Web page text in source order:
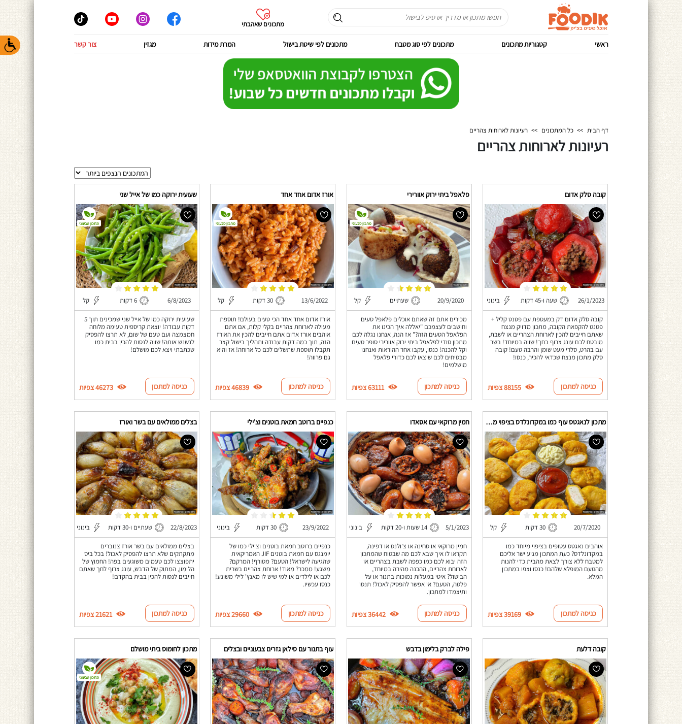
מתכונים שאהבתי
ראשי קטגוריות מתכונים מתכונים לפי סוג מטבח מתכונים לפי שיטת בישול המרת מידות מגזין צור קשר
דף הבית >> כל המתכונים >> רעיונות לארוחות צהריים
רעיונות לארוחות צהריים
קובה סלק אדום
26/1/2023 שעה ו-45 דקות בינוני
קובה סלק אדום דק במעטפת עם פטנט קליל +
פטנט להקפאת הקובה, מתכון מדויק מנצח
שאתם חייבים להכין לארוחת הצהריים או לשבת,
מובטח לכם עונג צרוף בחך! שווה במיוחד! בשר
עם בהרט, סלרי מעט שומן והרבה טעם! קובה
סלק מתכון מנצח שכדאי להכיר, כנסו!
כניסה למתכון 88155 צפיות
פלאפל ביתי ירוק אוורירי
20/9/2020 שעתיים קל
מכירים אתם זה שאתם אוכלים פלאפל טעים
וחושבים לעצמכם "יאללה איך הכינו את
הפלאפל הטעים הזה?" אז הנה, אנחנו נגלה לכם
מתכון סודי לפלאפל ביתי ירוק אוורירי סופר טעים
וקל להכנה! כנסו, עקבו אחר ההוראות ואנחנו
מבטיחים לכם שיצאו לכם כדורי פלאפל
מושלמים!
מתכון טבעוני
כניסה למתכון 63111 צפיות
אורז אדום אחד אחד
13/6/2022 30 דקות קל
אורז אדום אחד אחד הכי טעים בעולם! תוספת
מעולה לארוחת צהריים בקלי קלות, אם אתם
אוהבים אורז אדום אתם חייבים להכין את האורז
הזה, תוך כמה דקות עבודה ותהליך בישול קצר
תקבלו תוספת שתשלים לכם כל ארוחה! אז והיא
גם פרווה!
מתכון טבעוני
כניסה למתכון 46839 צפיות
שעועית ירוקה כמו של אייל שני
6/8/2023 6 דקות קל
שעועית ירוקה כמו של אייל שני שמכינים תוך 5
דקות עבודה! יוצאת קריספית טעימה מלוחה
חמצמצה ועם טעם של שום, לא תרצו להפסיק
לנשנש אותה! שווה לנסות להכין בבית כמו
שכתבתי ויצא לכם מושלם!
מתכון טבעוני
כניסה למתכון 46273 צפיות
מתכון לנאגטס עוף כמו במקדונלדס בציפוי מיוחד
20/7/2020 30 דקות קל
אוהבים נאגטס עטופים בציפוי מיוחד כמו
במקדונלדס? כעת המתכון מגיע ישר אליכם
למטבח ללא צורך לצאת מהבית כדי להנות
מהטעם המופלא שלהם! כנסו וצפו במתכון
המלא.
כניסה למתכון 39169 צפיות
חמין מרוקאי עם אסאדו
5/1/2023 14 שעות ו-20 דקות בינוני
חמין מרוקאי או סחינה או צ'ולנט או דפינה,
תקראו לו איך שבא לכם מה שבטוח שהמתכון
הזה יבוא לכם כמו כפפה לשבת בצהריים או
לארוחת צהריים, ההכנה מהירה במיוחד,
הבישול? איטי במעלות נמוכות בתנור או על
פלטה, הטעם? אי אפשר להפסיק לאכול! תנסו
ותיצמדו למתכון.
כניסה למתכון 36442 צפיות
כנפיים ברוטב חמאת בוטנים וצ'ילי
23/9/2022 30 דקות בינוני
כנפיים ברוטב חמאת בוטנים וצ'ילי כמו של
יומנגס עם חמאת בוטנים JIF האמריקאית
שהגיעה לישראל! הטעם? מטורף! המרקם?
משגע! ממכר? מאוד! ארוחת צהריים בשרית
לכם או לילדים או למי שיש לו מאנץ' לילי משוגע!
כנסו עכשיו.
כניסה למתכון 29660 צפיות
בצלים ממולאים עם בשר ואורז
22/8/2023 שעתיים ו-30 דקות בינוני
בצלים ממולאים עם בשר אורז צנוברים
מתקתקים שלא תרצו להפסיק לאכול! בכל ביס
יתפוצצו לכם טעמים משוגעים בפה! החמוץ של
הלימון, המתוק של הדבש, עונג צרוף לחך שאתם
חייבים לנסות להכין בבית בהקדם!
כניסה למתכון 21621 צפיות
קובה דלעת פילה לברק בלימון בדבש עוף בתנור עם סילאן גזרים צבעוניים ובצלים מתכון לחומוס ביתי מושלם
מתכון טבעוני